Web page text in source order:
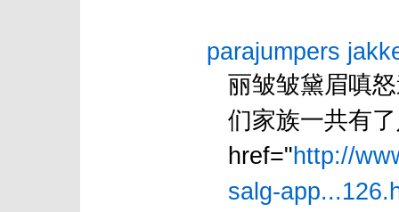
parajumpers
丽皱皱黛眉嗔
们家族一共有
href="http://
salg-